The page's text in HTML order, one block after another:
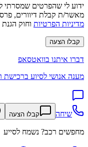
ידוע לי שהפרטים שמסרתי
מאשר/ת קבלת דיוורים,
מדיניות הפרטיות וחוק
קבלו הצעה
דברו איתנו בוואטסאפ
מענה אנושי לסיוע ברכישת
שיחה קבלו הצעה
מחפשים רכב? נשמח לסייע